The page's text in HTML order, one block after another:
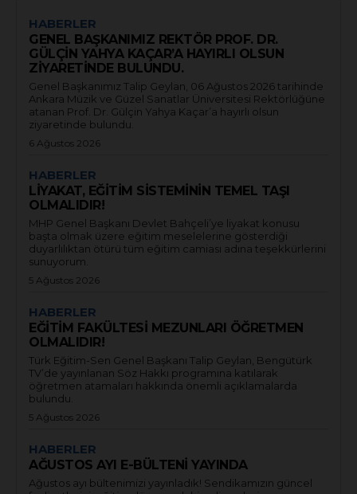
HABERLER
GENEL BAŞKANIMIZ REKTÖR PROF. DR.
GÜLÇİN YAHYA KAÇAR’A HAYIRLI OLSUN
ZİYARETİNDE BULUNDU.
Genel Başkanımız Talip Geylan, 06 Ağustos 2026 tarihinde
Ankara Müzik ve Güzel Sanatlar Üniversitesi Rektörlüğüne
atanan Prof. Dr. Gülçin Yahya Kaçar’a hayırlı olsun
ziyaretinde bulundu.
6 Ağustos 2026
HABERLER
LİYAKAT, EĞİTİM SİSTEMİNİN TEMEL TAŞI
OLMALIDIR!
MHP Genel Başkanı Devlet Bahçeli’ye liyakat konusu
başta olmak üzere eğitim meselelerine gösterdiği
duyarlılıktan ötürü tüm eğitim camiası adına teşekkürlerini
sunuyorum.
5 Ağustos 2026
HABERLER
EĞİTİM FAKÜLTESİ MEZUNLARI ÖĞRETMEN
OLMALIDIR!
Türk Eğitim-Sen Genel Başkanı Talip Geylan, Bengütürk
TV’de yayınlanan Söz Hakkı programına katılarak
öğretmen atamaları hakkında önemli açıklamalarda
bulundu.
5 Ağustos 2026
HABERLER
AĞUSTOS AYI E-BÜLTENİ YAYINDA
Ağustos ayı bültenimizi yayınladık! Sendikamızın güncel